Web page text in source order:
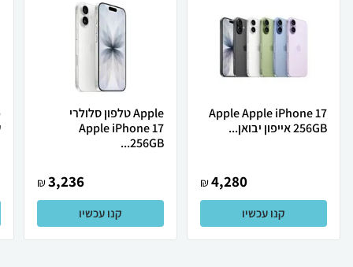
Apple Apple iPhone 17
256GB אייפון יבואן...
4,280
₪
קנו עכשיו
Apple טלפון סלולרי
Apple iPhone 17
256GB...
3,236
₪
קנו עכשיו